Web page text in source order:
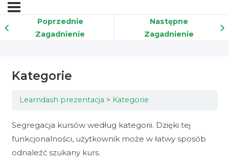
Poprzednie
Zagadnienie
Następne
Zagadnienie
Kategorie
Learndash prezentacja Kategorie
Segregacja kursów według kategorii. Dzięki tej
funkcjonalności, użytkownik może w łatwy sposób
odnaleźć szukany kurs.